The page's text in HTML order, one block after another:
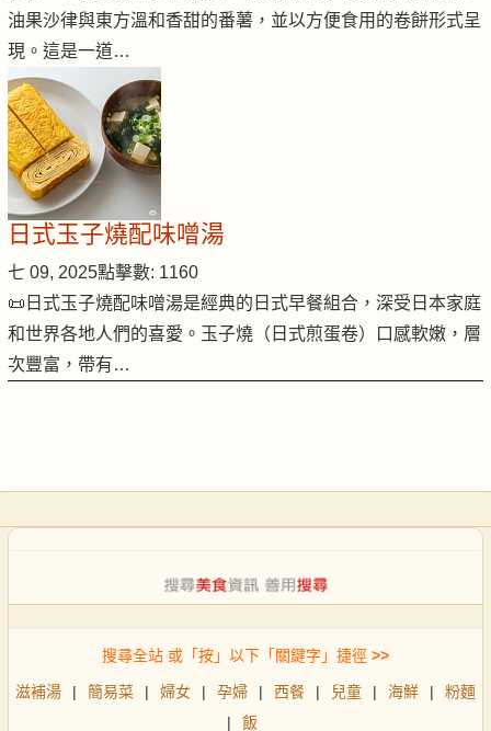
油果沙律與東方溫和香甜的番薯，並以方便食用的卷餅形式呈
現。這是一道…
日式玉子燒配味噌湯
七 09, 2025點擊數: 1160
📜日式玉子燒配味噌湯是經典的日式早餐組合，深受日本家庭
和世界各地人們的喜愛。玉子燒（日式煎蛋卷）口感軟嫩，層
次豐富，帶有…
搜尋全站 或「按」以下「關鍵字」捷徑 >>
滋補湯 | 簡易菜 | 婦女 | 孕婦 | 西餐 | 兒童 | 海鮮 |
粉麵
|
飯